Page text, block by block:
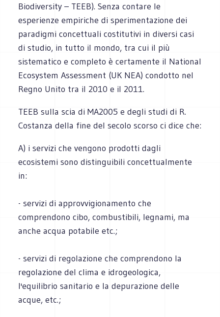
Biodiversity – TEEB). Senza contare le
esperienze empiriche di sperimentazione dei
paradigmi concettuali costitutivi in diversi casi
di studio, in tutto il mondo, tra cui il più
sistematico e completo è certamente il National
Ecosystem Assessment (UK NEA) condotto nel
Regno Unito tra il 2010 e il 2011.
TEEB sulla scia di MA2005 e degli studi di R.
Costanza della fine del secolo scorso ci dice che:
A) i servizi che vengono prodotti dagli
ecosistemi sono distinguibili concettualmente
in:
- servizi di approvvigionamento che
comprendono cibo, combustibili, legnami, ma
anche acqua potabile etc.;
- servizi di regolazione che comprendono la
regolazione del clima e idrogeologica,
l'equilibrio sanitario e la depurazione delle
acque, etc.;